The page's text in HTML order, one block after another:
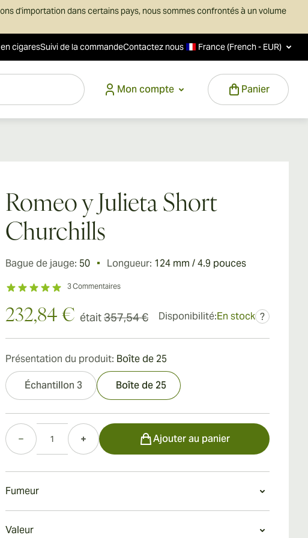
d'importation dans certains pays, nous sommes confrontés à un volume
cigaresSuivi de la commandeContactez nous France (French - EUR)
Mon compte
Panier
Romeo y Julieta Short
Churchills
Bague de jauge: 50 Longueur: 124 mm / 4.9 pouces
3Commentaires
232,84 € était357,54 € Disponibilité:En stock ?
Présentation du produit: Boîte de 25
Échantillon 3 Boîte de 25
Quantité
Ajouter au panier
Fumeur
Valeur